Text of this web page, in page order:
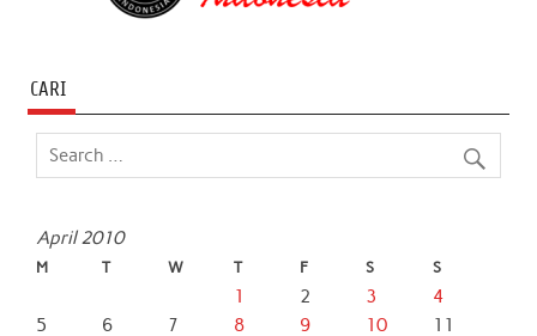
CARI
April 2010
M T W T F S S
1 2 3
4
5
6 7 8 9 10
11